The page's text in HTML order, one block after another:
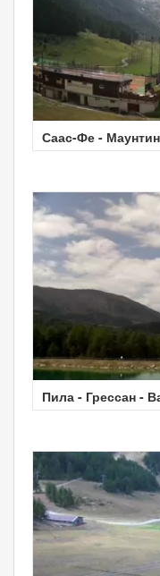
Саас-Фе -
Пила - Грессан -